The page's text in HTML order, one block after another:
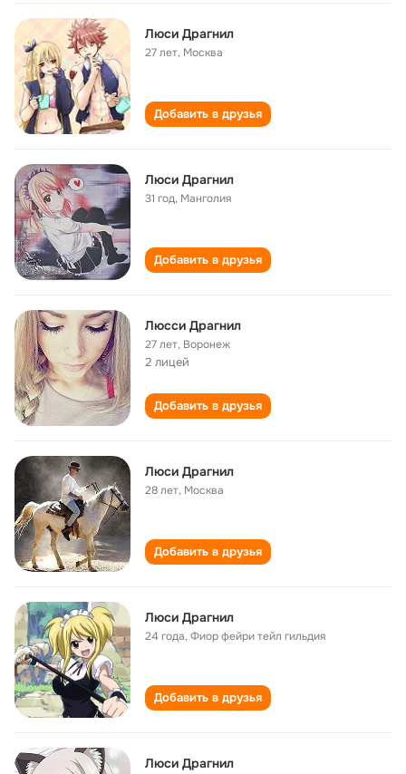
Люси Драгнил
27 лет, Москва
Добавить в друзья
Люси Драгнил
31 год, Манголия
Добавить в друзья
Люсси Драгнил
27 лет, Воронеж
2 лицей
Добавить в друзья
Люси Драгнил
28 лет, Москва
Добавить в друзья
Люси Драгнил
24 года,Фиор фейри тейл гильдия
Добавить в друзья
Люси Драгнил